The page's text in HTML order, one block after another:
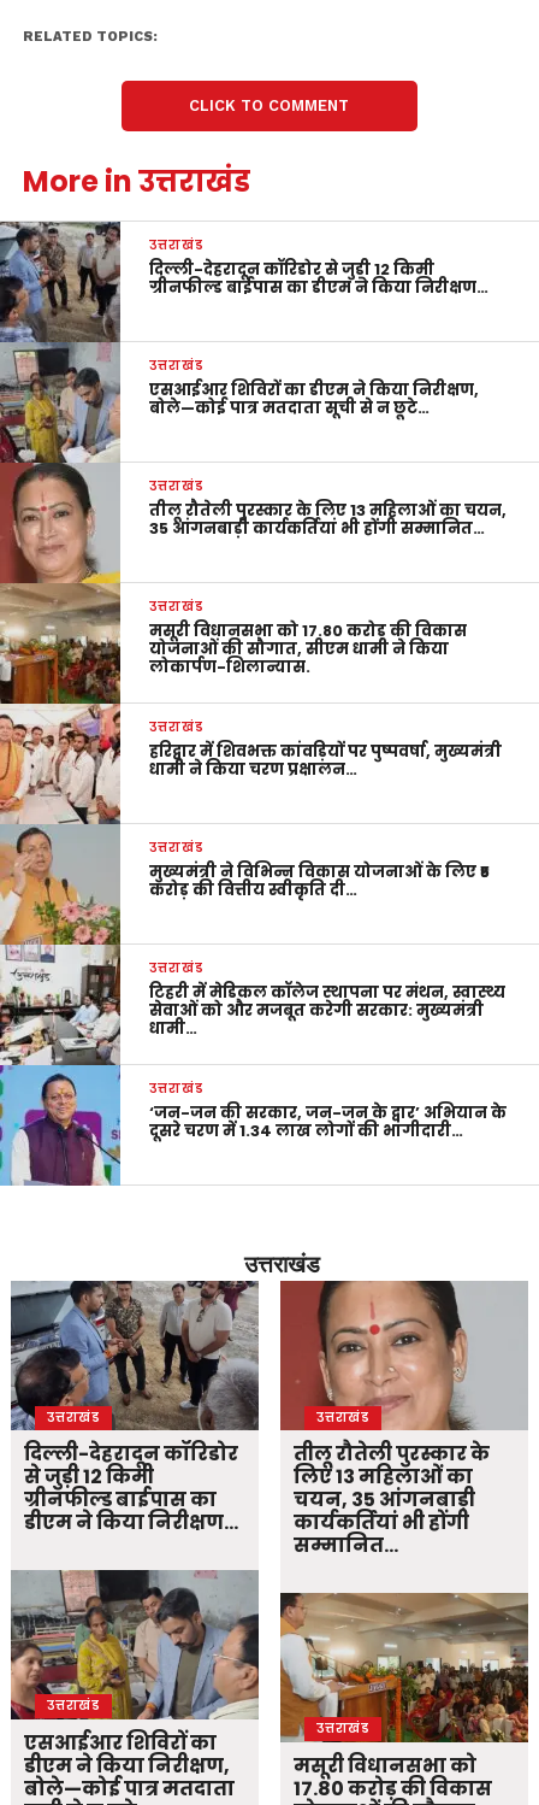
RELATED TOPICS:
CLICK TO COMMENT
More in उत्तराखंड
उत्तराखंड
दिल्ली-देहरादून कॉरिडोर से जुड़ी 12 किमी
ग्रीनफील्ड बाईपास का डीएम ने किया निरीक्षण…
उत्तराखंड
एसआईआर शिविरों का डीएम ने किया निरीक्षण,
बोले—कोई पात्र मतदाता सूची से न छूटे…
उत्तराखंड
तीलू रौतेली पुरस्कार के लिए 13 महिलाओं का चयन,
35 आंगनबाड़ी कार्यकर्तियां भी होंगी सम्मानित…
उत्तराखंड
मसूरी विधानसभा को 17.80 करोड़ की विकास
योजनाओं की सौगात, सीएम धामी ने किया
लोकार्पण-शिलान्यास.
उत्तराखंड
हरिद्वार में शिवभक्त कांवड़ियों पर पुष्पवर्षा, मुख्यमंत्री
धामी ने किया चरण प्रक्षालन…
उत्तराखंड
मुख्यमंत्री ने विभिन्न विकास योजनाओं के लिए ₹5
करोड़ की वित्तीय स्वीकृति दी…
उत्तराखंड
टिहरी में मेडिकल कॉलेज स्थापना पर मंथन, स्वास्थ्य
सेवाओं को और मजबूत करेगी सरकार: मुख्यमंत्री
धामी…
उत्तराखंड
‘जन-जन की सरकार, जन-जन के द्वार’ अभियान के
दूसरे चरण में 1.34 लाख लोगों की भागीदारी…
उत्तराखंड
उत्तराखंड
दिल्ली-देहरादून कॉरिडोर
से जुड़ी 12 किमी
ग्रीनफील्ड बाईपास का
डीएम ने किया निरीक्षण…
उत्तराखंड
एसआईआर शिविरों का
डीएम ने किया निरीक्षण,
बोले—कोई पात्र मतदाता
उत्तराखंड
तीलू रौतेली पुरस्कार के
लिए 13 महिलाओं का
चयन, 35 आंगनबाड़ी
कार्यकर्तियां भी होंगी
सम्मानित…
उत्तराखंड
मसूरी विधानसभा को
17.80 करोड़ की विकास